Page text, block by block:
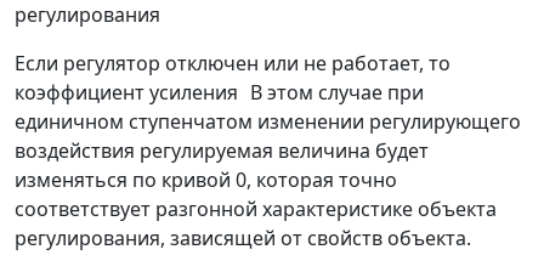
регулирования
Если регулятор отключен или не работает, то
коэффициент усиления В этом случае при
единичном ступенчатом изменении регулирующего
воздействия регулируемая величина будет
изменяться по кривой 0, которая точно
соответствует разгонной характеристике объекта
регулирования, зависящей от свойств объекта.